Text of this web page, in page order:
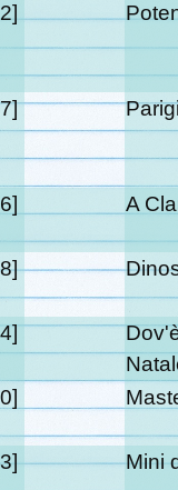
A
Mini